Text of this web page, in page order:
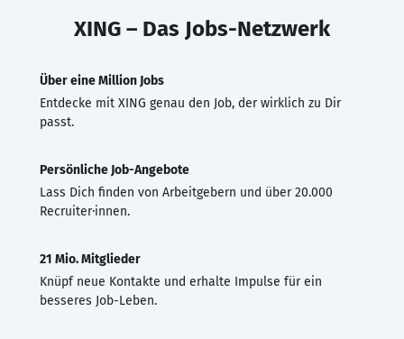
XING – Das Jobs-Netzwerk
Über eine Million Jobs
Entdecke mit XING genau den Job, der wirklich zu Dir
passt.
Persönliche Job-Angebote
Lass Dich finden von Arbeitgebern und über 20.000
Recruiter·innen.
21 Mio. Mitglieder
Knüpf neue Kontakte und erhalte Impulse für ein
besseres Job-Leben.